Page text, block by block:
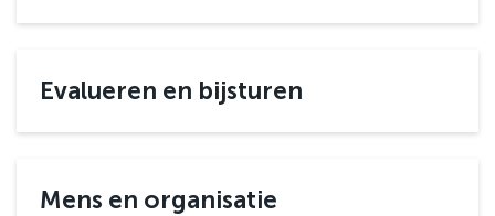
Evalueren en bijsturen
Mens en organisatie